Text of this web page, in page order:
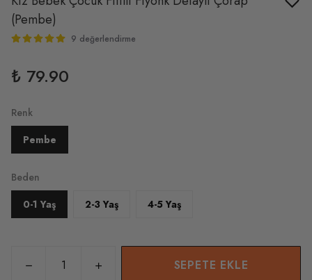
(Pembe)
9 değerlendirme
₺ 79.90
Renk
Pembe
Beden
0-1 Yaş
2-3 Yaş 4-5 Yaş
SEPETE EKLE